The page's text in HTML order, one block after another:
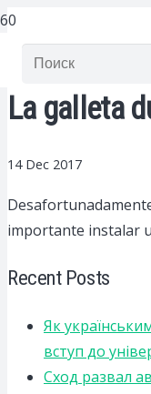
La galleta
14 Dec 2017
importante instalar
Recent Posts
Як
вступ до
Сход развал